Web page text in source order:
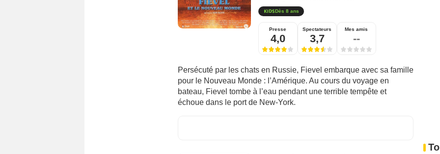
Dès 8 ans
Presse
4,0
Spectateurs
3,7
Mes amis
--
Persécuté par les chats en Russie, Fievel embarque avec sa famille
pour le Nouveau Monde : l’Amérique. Au cours du voyage en
bateau, Fievel tombe à l’eau pendant une terrible tempête et
échoue dans le port de New-York.